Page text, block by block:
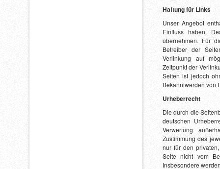
Haftung für Links
Unser Angebot
Einfluss haben.
übernehmen. Für
Betreiber der
Verlinkung auf
Zeitpunkt der
Seiten ist jedoch
Bekanntwerden von
Urheberrecht
Die durch die
deutschen
Verwertung
Zustimmung des
nur für den
Seite nicht vom
Insbesondere